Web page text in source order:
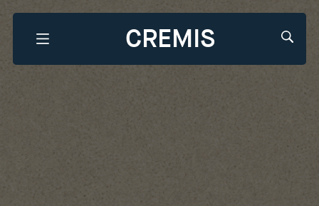
CREMIS
Que recherchez-vous?